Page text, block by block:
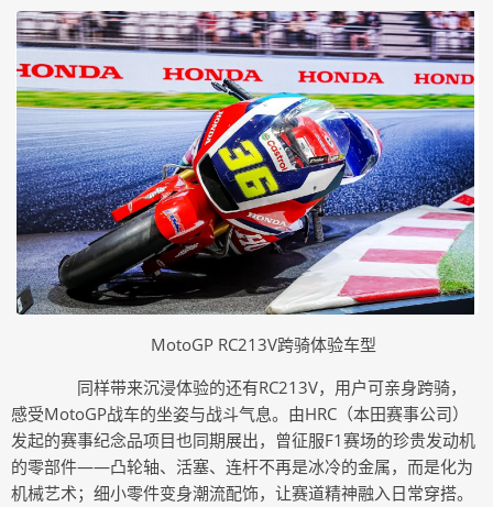
MotoGP RC213V跨骑体验车型
同样带来沉浸体验的还有RC213V，用户可亲身跨骑，
感受MotoGP战车的坐姿与战斗气息。由HRC（本田赛事公司）
发起的赛事纪念品项目也同期展出，曾征服F1赛场的珍贵发动机
的零部件——凸轮轴、活塞、连杆不再是冰冷的金属，而是化为
机械艺术；细小零件变身潮流配饰，让赛道精神融入日常穿搭。